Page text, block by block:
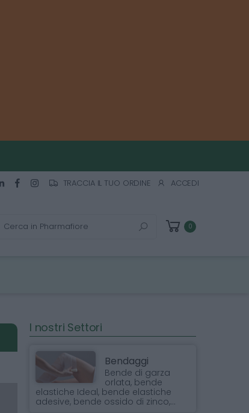
TRACCIA IL TUO ORDINE ACCEDI
0
I nostri Settori
Bendaggi
Bende di garza
orlata, bende
elastiche Ideal, bende elastiche
adesive, bende ossido di zinco,...